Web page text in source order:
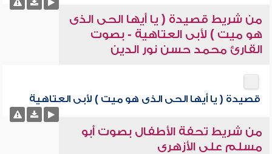
من شريط قصيدة ( يا أيها الحى الذى
هو ميت ) لأبى العتاهية - بصوت
القارئ محمد حسن نور الدين
قصيدة ( يا أيها الحى الذى هو ميت ) لأبى العتاهية
من شريط تحفة الأطفال بصوت أبو
مسلم على الأزهرى